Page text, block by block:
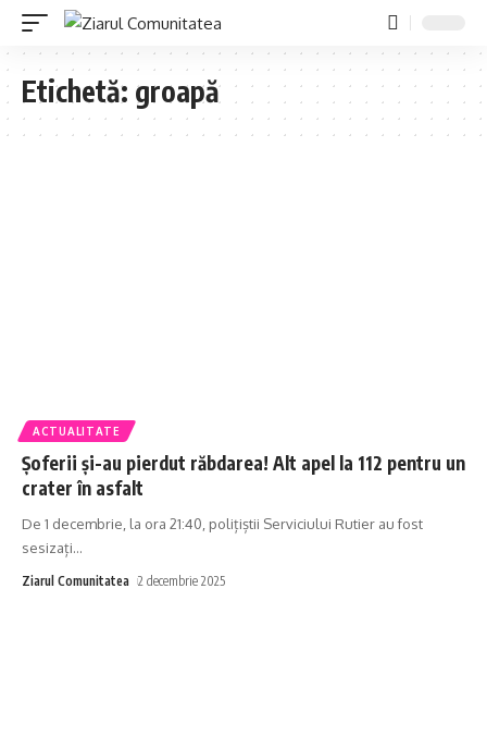
Etichetă: groapă
ACTUALITATE
Șoferii și-au pierdut răbdarea! Alt apel la 112 pentru un
crater în asfalt
De 1 decembrie, la ora 21:40, polițiștii Serviciului Rutier au fost
sesizați…
Ziarul Comunitatea 2 decembrie 2025